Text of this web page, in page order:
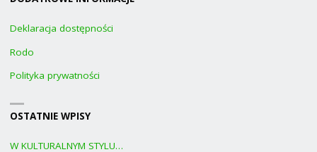
Deklaracja dostępności
Rodo
Polityka prywatności
OSTATNIE WPISY
W KULTURALNYM STYLU…